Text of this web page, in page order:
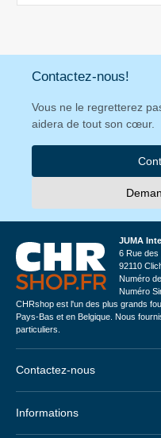
Contactez-nous!
Vous ne le regretterez
aidera de tout son cœur.
JUMA
6 Rue des
92110
Numéro
Numéro
CHRshop est l'un des plus grands
Pays-Bas et en Belgique. Nous
particuliers.
Contactez-nous
Informations